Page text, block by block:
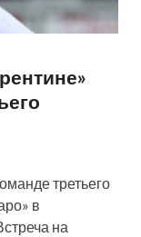
третьего
в
на